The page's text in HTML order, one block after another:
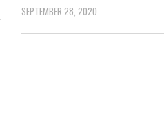
SEPTEMBER 28, 2020